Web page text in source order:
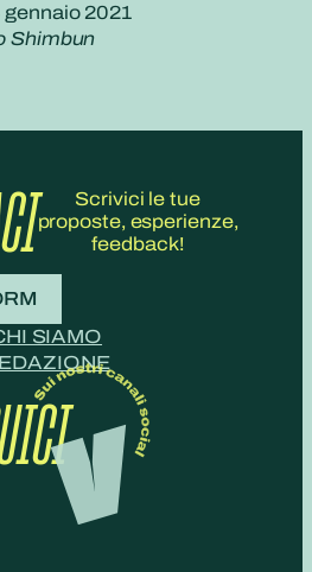
gennaio 2021
Shimbun
Scrivici le tue
proposte, esperienze,
feedback!
SIAMO